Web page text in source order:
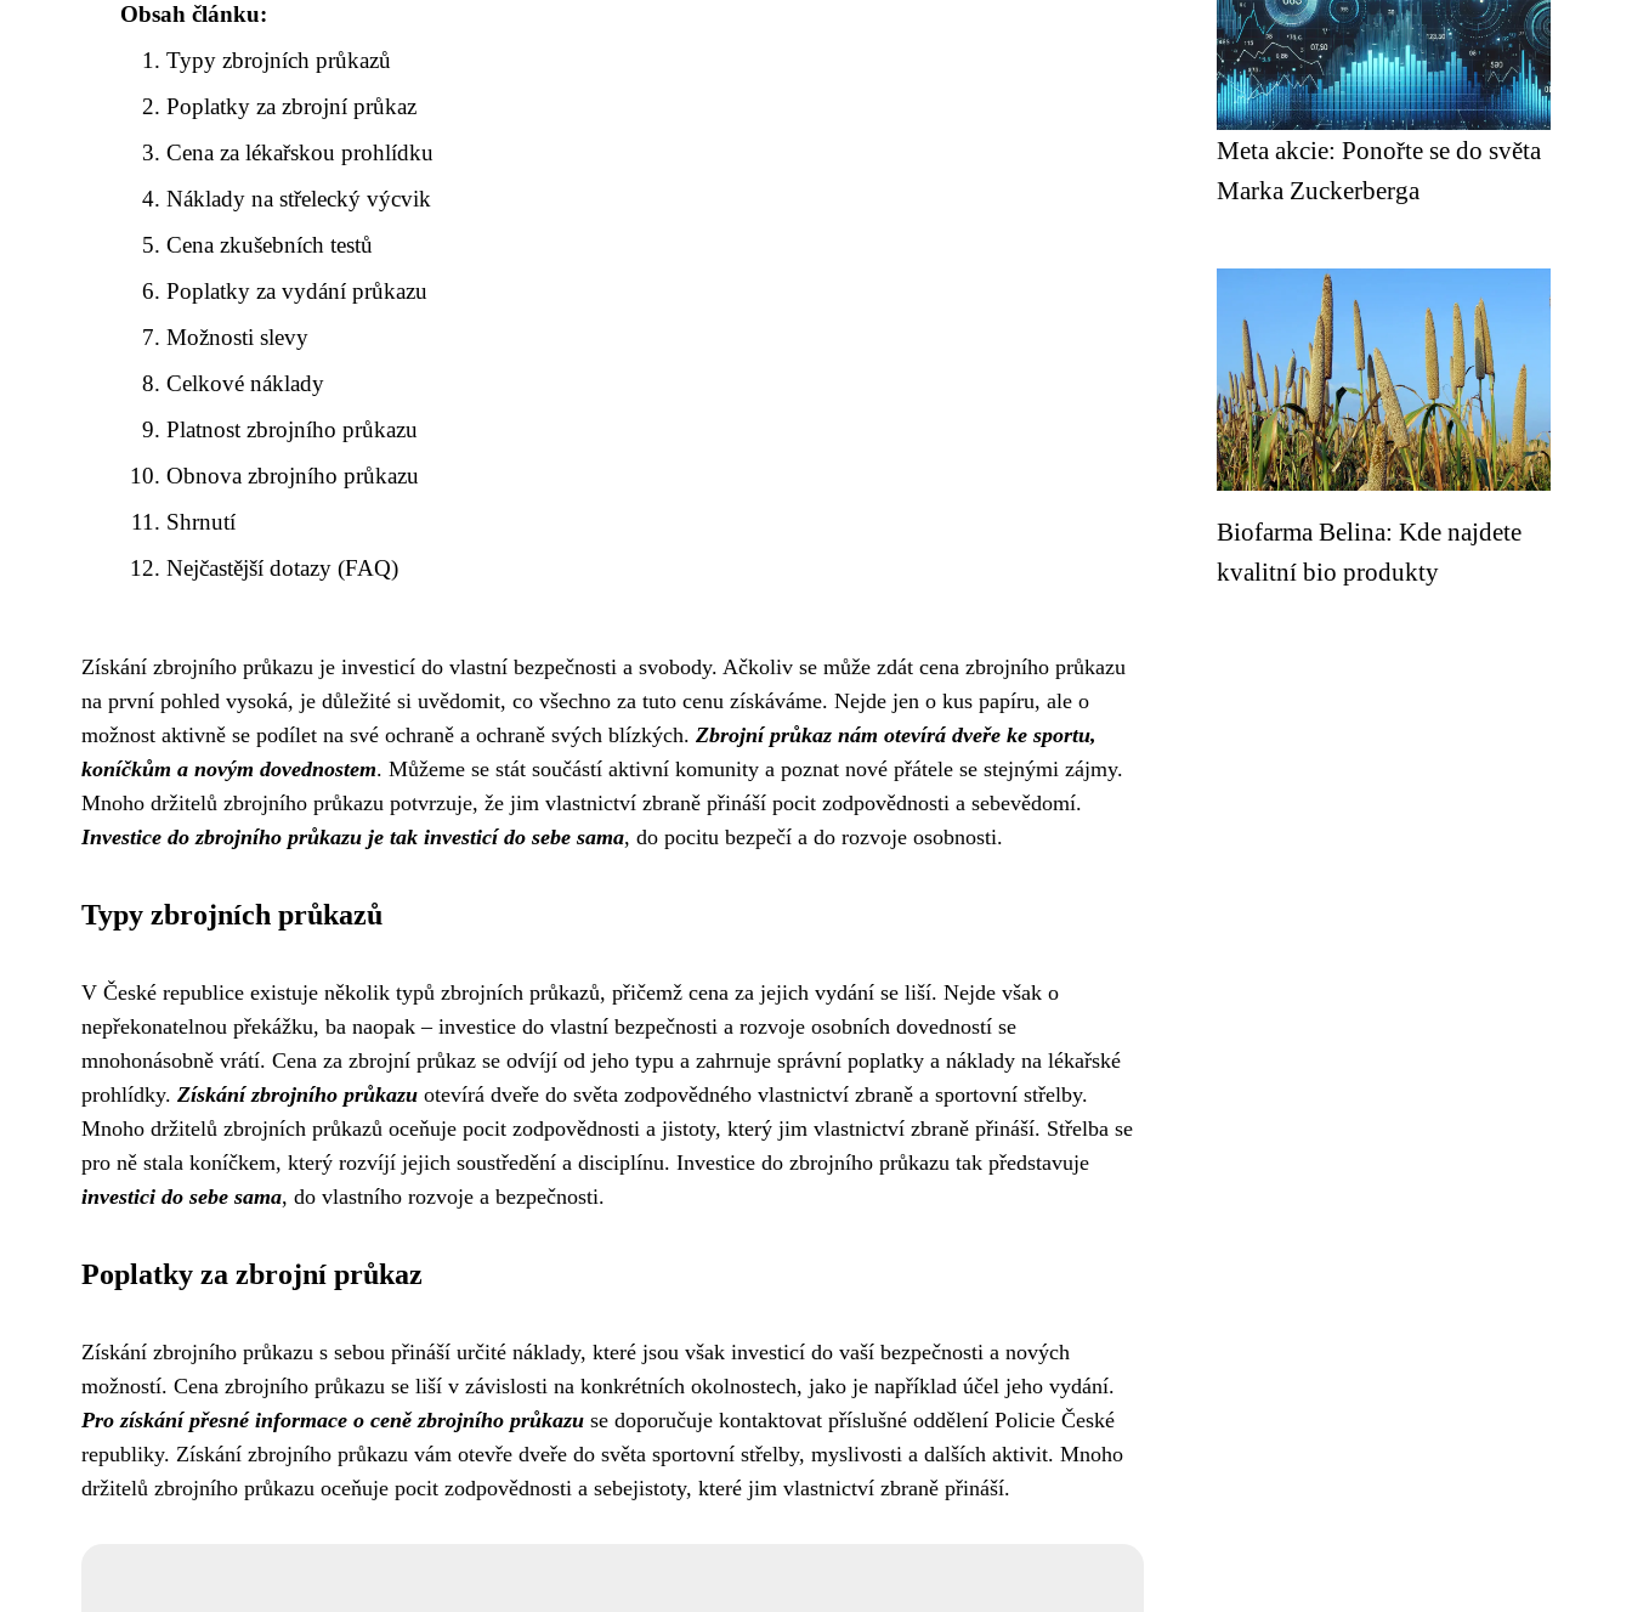
Obsah článku:
Typy zbrojních průkazů
Poplatky za zbrojní průkaz
Cena za lékařskou prohlídku
Náklady na střelecký výcvik
Cena zkušebních testů
Poplatky za vydání průkazu
Možnosti slevy
Celkové náklady
Platnost zbrojního průkazu
Obnova zbrojního průkazu
Shrnutí
Nejčastější dotazy (FAQ)
Získání zbrojního průkazu je investicí do vlastní bezpečnosti a svobody. Ačkoliv se může zdát cena zbrojního průkazu
na první pohled vysoká, je důležité si uvědomit, co všechno za tuto cenu získáváme. Nejde jen o kus papíru, ale o
možnost aktivně se podílet na své ochraně a ochraně svých blízkých. Zbrojní průkaz nám otevírá dveře ke sportu,
koníčkům a novým dovednostem. Můžeme se stát součástí aktivní komunity a poznat nové přátele se stejnými zájmy.
Mnoho držitelů zbrojního průkazu potvrzuje, že jim vlastnictví zbraně přináší pocit zodpovědnosti a sebevědomí.
Investice do zbrojního průkazu je tak investicí do sebe sama, do pocitu bezpečí a do rozvoje osobnosti.
Typy zbrojních průkazů
V České republice existuje několik typů zbrojních průkazů, přičemž cena za jejich vydání se liší. Nejde však o
nepřekonatelnou překážku, ba naopak – investice do vlastní bezpečnosti a rozvoje osobních dovedností se
mnohonásobně vrátí. Cena za zbrojní průkaz se odvíjí od jeho typu a zahrnuje správní poplatky a náklady na lékařské
prohlídky. Získání zbrojního průkazu otevírá dveře do světa zodpovědného vlastnictví zbraně a sportovní střelby.
Mnoho držitelů zbrojních průkazů oceňuje pocit zodpovědnosti a jistoty, který jim vlastnictví zbraně přináší. Střelba se
pro ně stala koníčkem, který rozvíjí jejich soustředění a disciplínu. Investice do zbrojního průkazu tak představuje
investici do sebe sama, do vlastního rozvoje a bezpečnosti.
Poplatky za zbrojní průkaz
Získání zbrojního průkazu s sebou přináší určité náklady, které jsou však investicí do vaší bezpečnosti a nových
možností. Cena zbrojního průkazu se liší v závislosti na konkrétních okolnostech, jako je například účel jeho vydání.
Pro získání přesné informace o ceně zbrojního průkazu se doporučuje kontaktovat příslušné oddělení Policie České
republiky. Získání zbrojního průkazu vám otevře dveře do světa sportovní střelby, myslivosti a dalších aktivit. Mnoho
držitelů zbrojního průkazu oceňuje pocit zodpovědnosti a sebejistoty, které jim vlastnictví zbraně přináší.
Meta akcie: Ponořte se do světa
Marka Zuckerberga
Biofarma Belina: Kde najdete
kvalitní bio produkty